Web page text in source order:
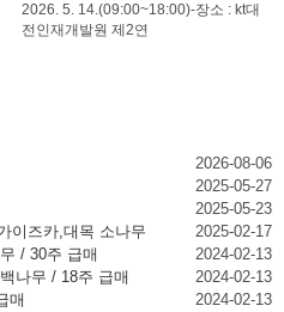
2026. 5. 14.(09:00~18:00)-장소 : kt대
전인재개발원 제2연
2026-08-06
2025-05-27
2025-05-23
이즈카,대목 소나무
2025-02-17
/ 30주 급매
2024-02-13
나무 / 18주 급매
2024-02-13
매
2024-02-13